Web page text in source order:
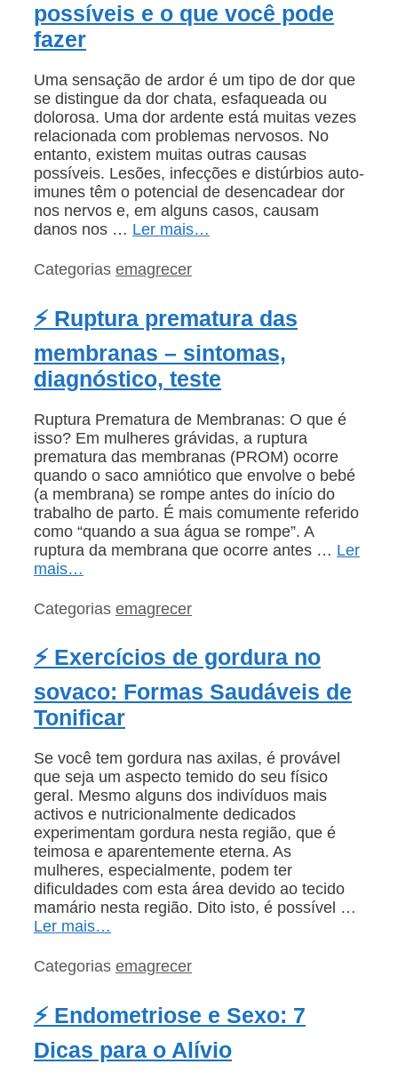
possíveis e o que você pode
fazer
Uma sensação de ardor é um tipo de dor que
se distingue da dor chata, esfaqueada ou
dolorosa. Uma dor ardente está muitas vezes
relacionada com problemas nervosos. No
entanto, existem muitas outras causas
possíveis. Lesões, infecções e distúrbios auto-
imunes têm o potencial de desencadear dor
nos nervos e, em alguns casos, causam
danos nos … Ler mais…
Categorias emagrecer
⚡ Ruptura prematura das
membranas – sintomas,
diagnóstico, teste
Ruptura Prematura de Membranas: O que é
isso? Em mulheres grávidas, a ruptura
prematura das membranas (PROM) ocorre
quando o saco amniótico que envolve o bebé
(a membrana) se rompe antes do início do
trabalho de parto. É mais comumente referido
como “quando a sua água se rompe”. A
ruptura da membrana que ocorre antes … Ler
mais…
Categorias emagrecer
⚡ Exercícios de gordura no
sovaco: Formas Saudáveis de
Tonificar
Se você tem gordura nas axilas, é provável
que seja um aspecto temido do seu físico
geral. Mesmo alguns dos indivíduos mais
activos e nutricionalmente dedicados
experimentam gordura nesta região, que é
teimosa e aparentemente eterna. As
mulheres, especialmente, podem ter
dificuldades com esta área devido ao tecido
mamário nesta região. Dito isto, é possível …
Ler mais…
Categorias emagrecer
⚡ Endometriose e Sexo: 7
Dicas para o Alívio